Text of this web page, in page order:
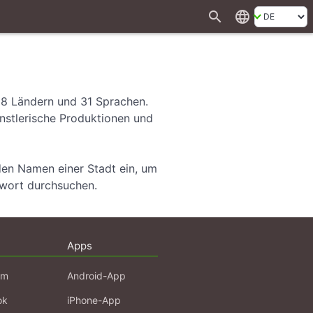
search language
Ländern und 31 Sprachen.
Produktionen und
Namen einer Stadt ein, um
durchsuchen.
Apps
Android-App
iPhone-App